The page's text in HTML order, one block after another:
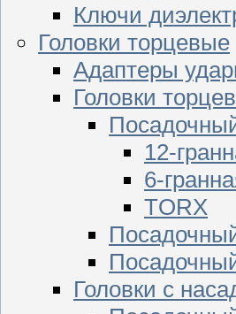
Ключи
Головки торцевые
Адаптеры
Головки
12-
6-
TORX
Головки с